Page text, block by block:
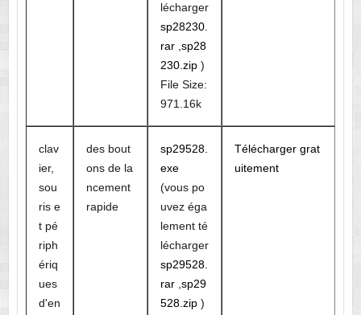
lécharger
sp28230.
rar, sp28
230.zip)
File Size:
971.16k
clav
ier,
sou
ris e
t pé
riph
ériq
ues
d'en
des bout
ons de la
ncement
rapide
sp29528.
exe
(vous po
uvez éga
lement té
lécharger
sp29528.
rar, sp29
528.zip)
Télécharger grat
uitement